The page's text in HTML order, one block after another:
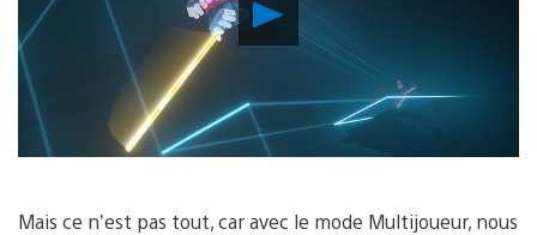
Play
Video
Mais ce n’est pas tout, car avec le mode Multijoueur, nous